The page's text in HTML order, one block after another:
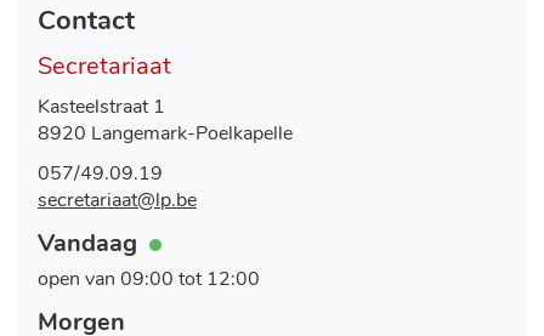
Contact
Secretariaat
Adres
Kasteelstraat 1
,8920 Langemark-Poelkapelle
Tel.
057/49.09.19
E-
secretariaat@lp.be
Openingsuren
Vandaag
open van 09:00 tot 12:00
Morgen